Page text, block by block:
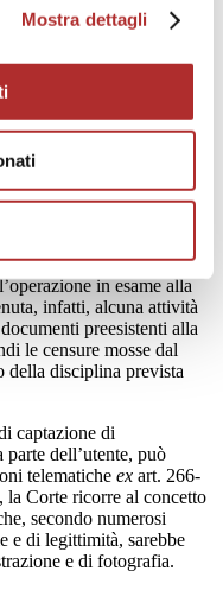
Mostra dettagli
poiché l’ordinamento
che non sono
dal tribunale del
delle perquisizioni
1 bis, c.p.p. (tesi, invece,
prove atipiche.
del Tribunale del
un presupposto fattuale:
in tempo reale, e cioè nel
le mosse da tale
in esame alla
infatti, alcuna attività
preesistenti alla
le censure mosse dal
della disciplina prevista
captazione di
dell’utente, può
telematiche ex art. 266-
la Corte ricorre al concetto
secondo numerosi
e di legittimità, sarebbe
e di fotografia.